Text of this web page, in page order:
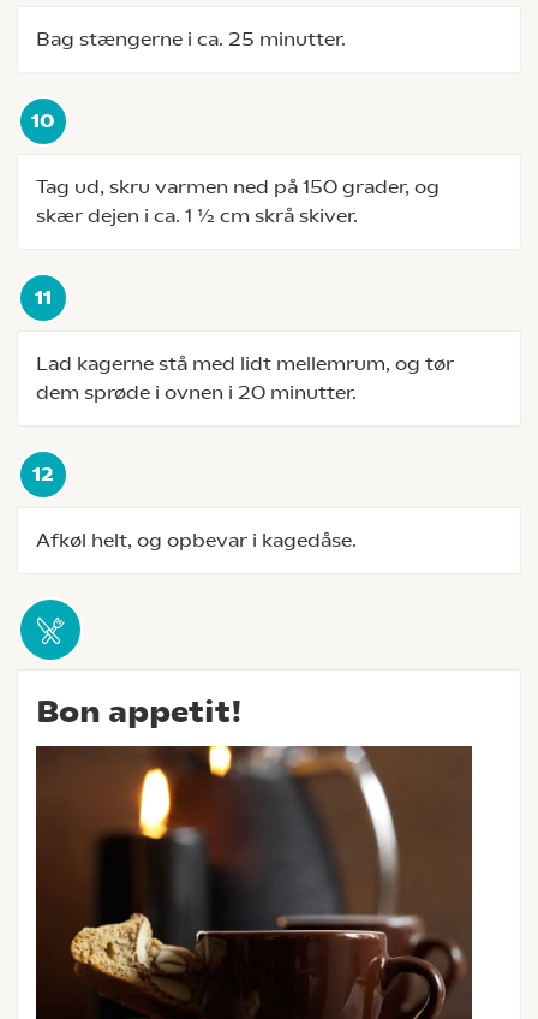
Bag stængerne i ca. 25 minutter.
Tag ud, skru varmen ned på 150 grader, og
skær dejen i ca. 1 ½ cm skrå skiver.
Lad kagerne stå med lidt mellemrum, og tør
dem sprøde i ovnen i 20 minutter.
Afkøl helt, og opbevar i kagedåse.
Bon appetit!